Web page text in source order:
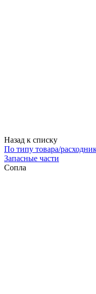
Назад к списку
По типу товара/
Запасные части
Сопла